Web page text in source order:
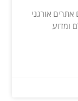
אורגני
ומדוע